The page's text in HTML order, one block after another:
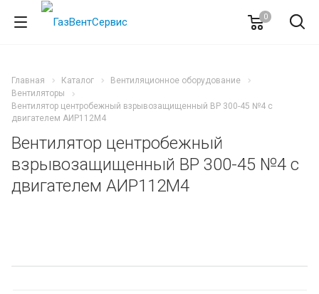
0
Главная Каталог
Вентиляционное оборудование
Вентиляторы
Вентилятор центробежный взрывозащищенный ВР 300-45 №4 с
двигателем АИР112M4
Вентилятор центробежный
взрывозащищенный ВР 300-45 №4 с
двигателем АИР112M4